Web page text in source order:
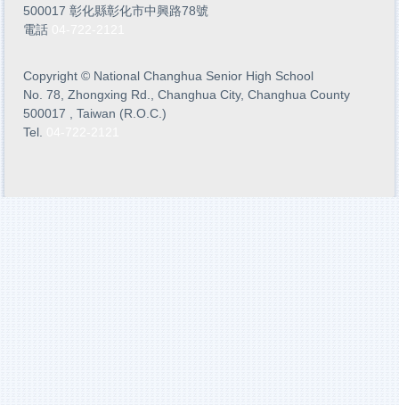
500017 彰化縣彰化市中興路78號
電話
Copyright © National Changhua Senior High School
No. 78, Zhongxing Rd., Changhua City, Changhua County
500017 , Taiwan (R.O.C.)
Tel.